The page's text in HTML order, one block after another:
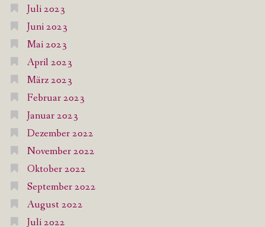
Juli 2023
Juni 2023
Mai 2023
April 2023
März 2023
Februar 2023
Januar 2023
Dezember 2022
November 2022
Oktober 2022
September 2022
August 2022
Juli 2022